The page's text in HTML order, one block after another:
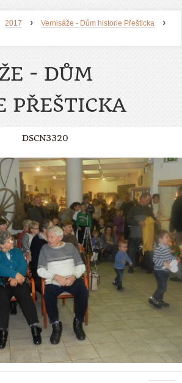
2017 › Vernisáže - Dům historie Přešticka ›
- DŮM
PŘEŠTICKA
DSCN3320